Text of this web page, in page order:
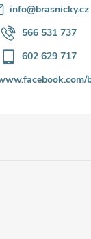
info@brasnicky.cz
566 531 737
602 629 717